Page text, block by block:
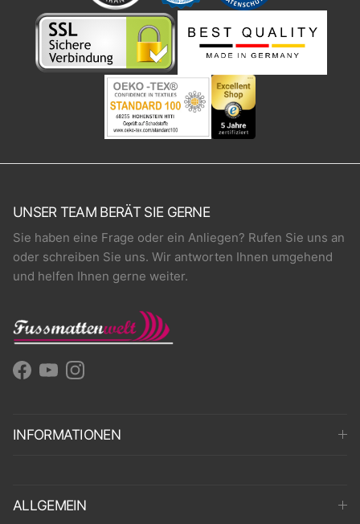
UNSER TEAM BERÄT SIE GERNE
Sie haben eine Frage oder ein Anliegen? Rufen Sie uns an
oder schreiben Sie uns. Wir antworten Ihnen umgehend
und helfen Ihnen gerne weiter.
Facebook
YouTubeInstagram
INFORMATIONEN
ALLGEMEIN